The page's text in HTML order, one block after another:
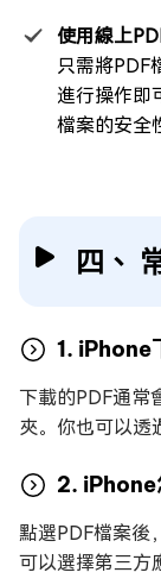
使用線上
只需將PDF
進行操作即
檔案的安全
四、
1. iPhone
下載的PDF通常
夾。你也可以透
2. iPhone
點選PDF檔案後
可以選擇第三方